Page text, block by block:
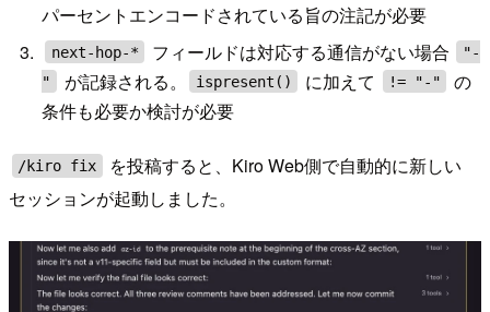
パーセントエンコードされている旨の注記が必要
next-hop-* フィールドは対応する通信がない場合
"-
"
が記録される。 ispresent() に加えて != "-"
の
条件も必要か検討が必要
/kiro fix
を投稿すると、Kiro Web側で自動的に新しい
セッションが起動しました。